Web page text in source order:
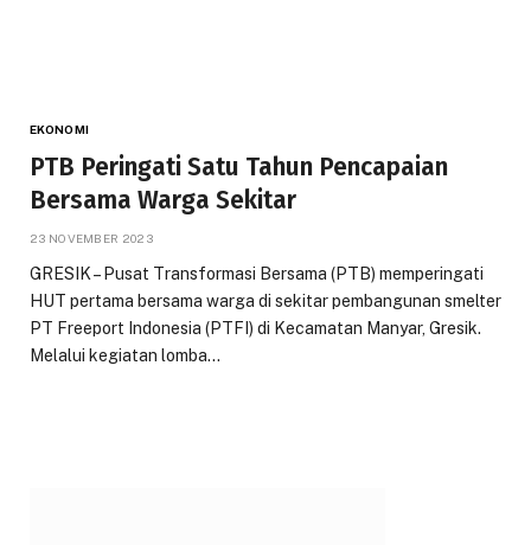
EKONOMI
PTB Peringati Satu Tahun Pencapaian
Bersama Warga Sekitar
23 NOVEMBER 2023
GRESIK – Pusat Transformasi Bersama (PTB) memperingati
HUT pertama bersama warga di sekitar pembangunan smelter
PT Freeport Indonesia (PTFI) di Kecamatan Manyar, Gresik.
Melalui kegiatan lomba…